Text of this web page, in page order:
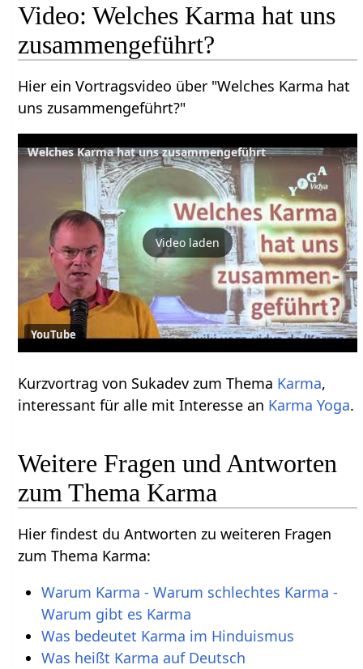
Video: Welches Karma hat uns
zusammengeführt?
Hier ein Vortragsvideo über "Welches Karma hat
uns zusammengeführt?"
Welches Karma hat uns zusammengeführt
Video laden
YouTube
Kurzvortrag von Sukadev zum Thema Karma,
interessant für alle mit Interesse an Karma Yoga.
Weitere Fragen und Antworten
zum Thema Karma
Hier findest du Antworten zu weiteren Fragen
zum Thema Karma:
Warum Karma - Warum schlechtes Karma -
Warum gibt es Karma
Was bedeutet Karma im Hinduismus
Was heißt Karma auf Deutsch